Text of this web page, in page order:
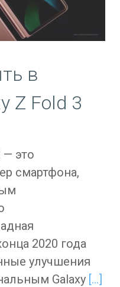
в
Z Fold 3
— это
смартфона,
2020 года
улучшения
Galaxy […]